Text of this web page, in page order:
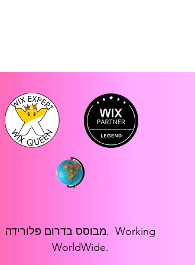
מבוסס בדרום פלורידה. Working
WorldWide.